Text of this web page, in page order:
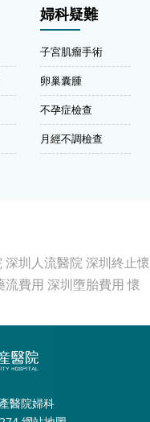
婦科疑難
子宮肌瘤手術
卵巢囊腫
不孕症檢查
月經不調檢查
深圳人流醫院深圳終止懷
流費用 深圳墮胎費用 懷
醫院婦科